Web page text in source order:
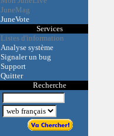
JuneMag
JuneVote
Services
Listes d'information
Analyse système
Signaler un bug
Support
Quitter
Recherche